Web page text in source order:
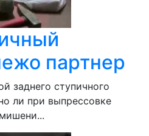
партнер
заднего ступичного
ли при выпрессовке